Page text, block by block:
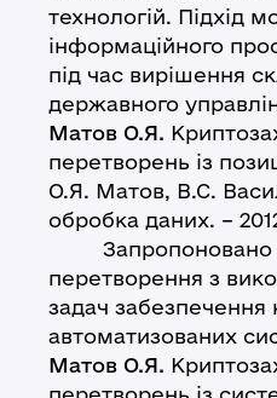
технологій. Підхід
інформаційного
під час вирішення
державного
Матов О.Я.
перетворень із
О.Я. Матов, В.С.
обробка даних. –
Запропоновано
перетворення з
задач забезпечення
автоматизованих
Матов О.Я.